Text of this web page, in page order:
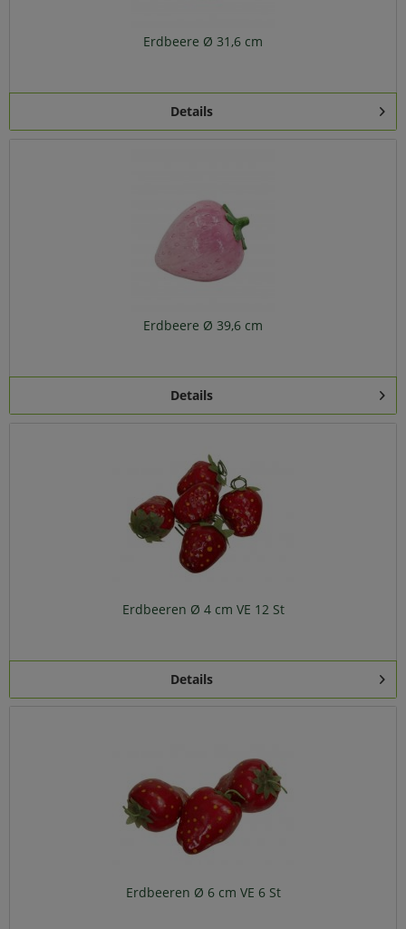
Erdbeere Ø 31,6 cm
Details
Erdbeere Ø 39,6 cm
Details
Erdbeeren Ø 4 cm VE 12 St
Details
Erdbeeren Ø 6 cm VE 6 St